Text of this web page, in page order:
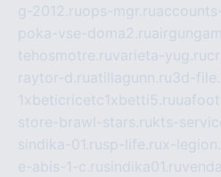
g-2012.ruops-mgr.ru
poka-vse-doma2.ru
tehosmotre.ruvarieta-yug.ru
raytor-d.ruatillagunn.ru3d-
1xbeticricetc1xbetti5.ru
store-brawl-stars.rukts-
sindika-01.rusp-life.rux-
e-abis-1-c.rusindika01.ru